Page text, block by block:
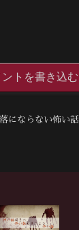
ントを書き込む
にならない怖い話